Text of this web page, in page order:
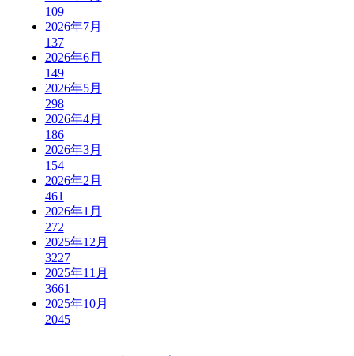
109
2026年7月
137
2026年6月
149
2026年5月
298
2026年4月
186
2026年3月
154
2026年2月
461
2026年1月
272
2025年12月
3227
2025年11月
3661
2025年10月
2045